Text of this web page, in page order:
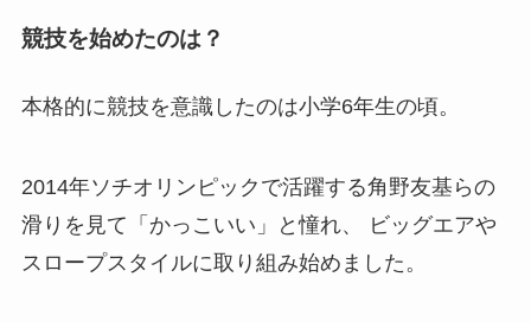
競技を始めたのは？
本格的に競技を意識したのは小学6年生の頃。
2014年ソチオリンピックで活躍する角野友基らの
滑りを見て「かっこいい」と憧れ、 ビッグエアや
スロープスタイルに取り組み始めました。